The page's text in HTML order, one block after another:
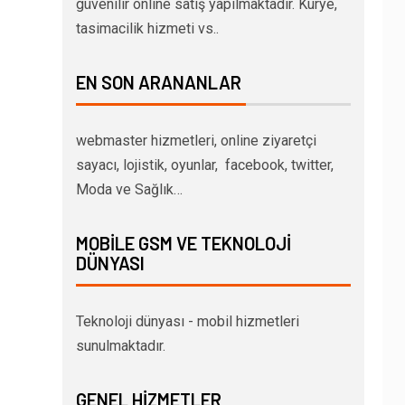
güvenilir online satış yapılmaktadır. Kurye,
tasimacilik hizmeti vs..
EN SON ARANANLAR
webmaster hizmetleri, online ziyaretçi
sayacı, lojistik, oyunlar, facebook, twitter,
Moda ve Sağlık…
MOBILE GSM VE TEKNOLOJI
DÜNYASI
Teknoloji dünyası - mobil hizmetleri
sunulmaktadır.
GENEL HIZMETLER